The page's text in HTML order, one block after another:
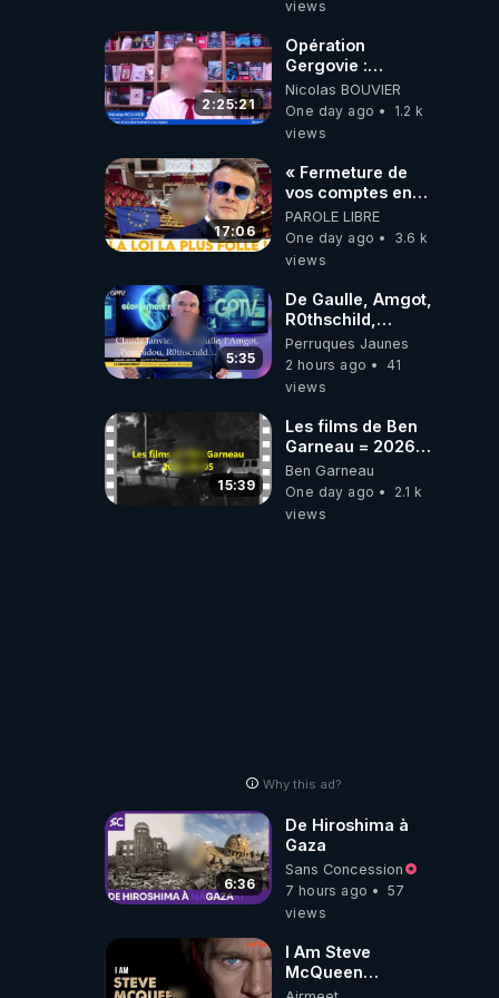
augmentation du
nombre de
grossesses
multiples (souvent
complexes).Inégalités
sociales et
territoriales : Les
risques sont
amplifiés chez les
mères touchées
par la pauvreté ou
zones
médicalement
défavorisées. Les
territoires
d'outre-mer et la
France
enregistrent les
chiffres les plus
inquiétants.Crise
du système de
prévention : Le
views
2:25:21
Opération
Gergovie :
‪@38resistancegauloise‬
‪@MarionSigautOfficiel‬
‪@gladysriifard5710‬
Nicolas BOUVIER
One day ago
1.2 k
views
17:06
« Fermeture de
vos comptes en
banque ! » :
Macron impose
une loi folle !
PAROLE LIBRE
One day ago
3.6 k
views
5:35
De Gaulle, Amgot,
R0thschild,
Macron &
Pompidou…
Macron Claude
X 2024
Perruques Jaunes
2 hours ago
41
views
15:39
Les films de Ben
Garneau = 2026-
08-05
Ben Garneau
One day ago
2.1 k
views
Why this ad?
6:36
De Hiroshima à
Gaza
Sans Concession
7 hours ago
57
views
I Am Steve
McQueen
⎮Documentaire